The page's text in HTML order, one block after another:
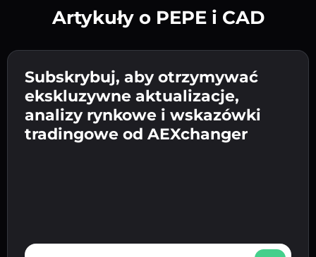
Wpisz adres swojego portfela
kryptowalutowego 👉 przejdź do następnego
kroku.
Potwierdź swoją tożsamość 👉 przejdź do
ostatniego kroku.
Wyślij depozyt 👉 odbierz kryptowalutę lub
walutę fiat w swoim portfelu.
Artykuły o PEPE i CAD
Subskrybuj, aby otrzymywać
ekskluzywne aktualizacje,
analizy rynkowe i wskazówki
tradingowe od AEXchanger
E-mail address